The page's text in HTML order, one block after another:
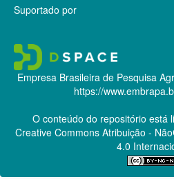
Suportado por
Empresa Brasileira de Pesquisa
https://
O conteúdo do repositório está
Creative CommonsAtribuição -
4.0